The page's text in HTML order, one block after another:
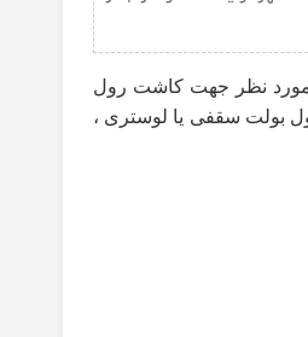
مورد نظر جهت کاشت رول
بولت سقفی یا لوستری ،